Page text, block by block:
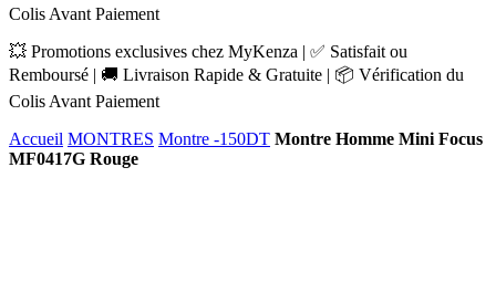
Colis Avant Paiement
💥 Promotions exclusives chez MyKenza | ✅ Satisfait ou
Remboursé | 🚚 Livraison Rapide & Gratuite | 📦 Vérification du
Colis Avant Paiement
Accueil MONTRES Montre -150DT Montre Homme Mini Focus
MF0417G Rouge